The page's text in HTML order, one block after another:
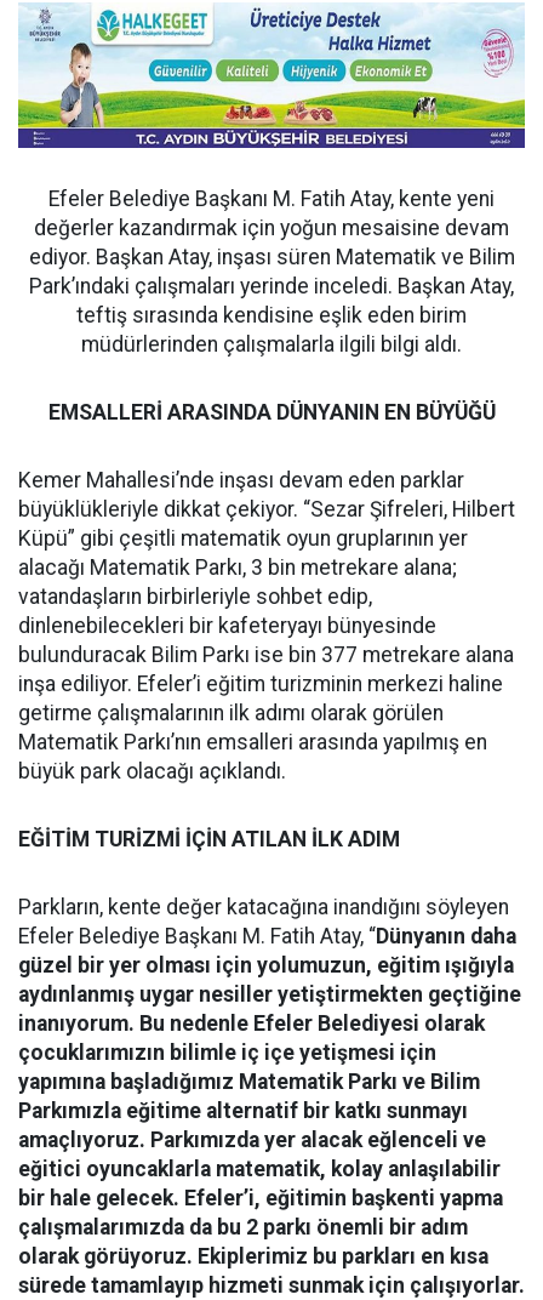
Efeler Belediye Başkanı M. Fatih Atay, kente yeni
değerler kazandırmak için yoğun mesaisine devam
ediyor. Başkan Atay, inşası süren Matematik ve Bilim
Park’ındaki çalışmaları yerinde inceledi. Başkan Atay,
teftiş sırasında kendisine eşlik eden birim
müdürlerinden çalışmalarla ilgili bilgi aldı.
EMSALLERİ ARASINDA DÜNYANIN EN BÜYÜĞÜ
Kemer Mahallesi’nde inşası devam eden parklar
büyüklükleriyle dikkat çekiyor. “Sezar Şifreleri, Hilbert
Küpü” gibi çeşitli matematik oyun gruplarının yer
alacağı Matematik Parkı, 3 bin metrekare alana;
vatandaşların birbirleriyle sohbet edip,
dinlenebilecekleri bir kafeteryayı bünyesinde
bulunduracak Bilim Parkı ise bin 377 metrekare alana
inşa ediliyor. Efeler’i eğitim turizminin merkezi haline
getirme çalışmalarının ilk adımı olarak görülen
Matematik Parkı’nın emsalleri arasında yapılmış en
büyük park olacağı açıklandı.
EĞİTİM TURİZMİ İÇİN ATILAN İLK ADIM
Parkların, kente değer katacağına inandığını söyleyen
Efeler Belediye Başkanı M. Fatih Atay, “Dünyanın daha
güzel bir yer olması için yolumuzun, eğitim ışığıyla
aydınlanmış uygar nesiller yetiştirmekten geçtiğine
inanıyorum. Bu nedenle Efeler Belediyesi olarak
çocuklarımızın bilimle iç içe yetişmesi için
yapımına başladığımız Matematik Parkı ve Bilim
Parkımızla eğitime alternatif bir katkı sunmayı
amaçlıyoruz. Parkımızda yer alacak eğlenceli ve
eğitici oyuncaklarla matematik, kolay anlaşılabilir
bir hale gelecek. Efeler’i, eğitimin başkenti yapma
çalışmalarımızda da bu 2 parkı önemli bir adım
olarak görüyoruz. Ekiplerimiz bu parkları en kısa
sürede tamamlayıp hizmeti sunmak için çalışıyorlar.